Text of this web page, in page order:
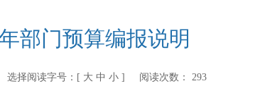
部门预算编报说明
择阅读字号：[ 大 中 小] 阅读次数： 293